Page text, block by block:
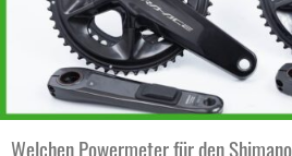
Welchen Powermeter für den